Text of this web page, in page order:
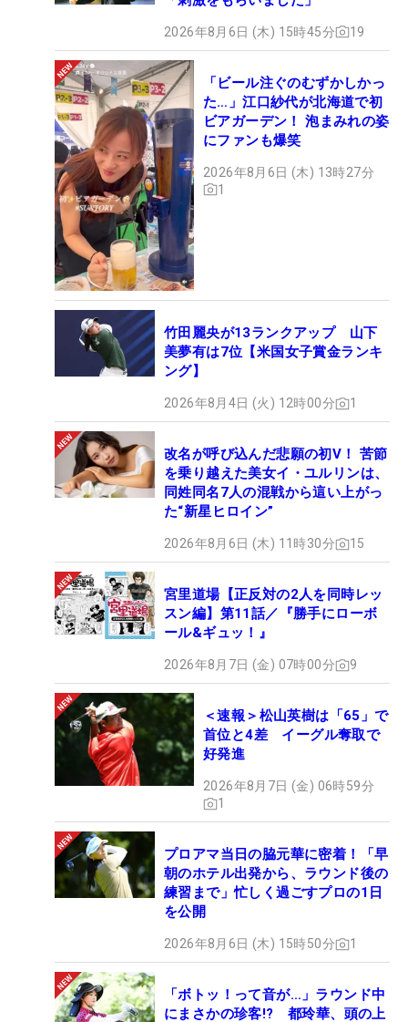
2026年8月6日 (木) 15時45分 19
「ビール注ぐのむずかしかっ
た…」江口紗代が北海道で初
ビアガーデン！ 泡まみれの姿
にファンも爆笑
2026年8月6日 (木) 13時27分
1
竹田麗央が13ランクアップ 山下
美夢有は7位【米国女子賞金ランキ
ング】
2026年8月4日 (火) 12時00分 1
改名が呼び込んだ悲願の初V！ 苦節
を乗り越えた美女イ・ユルリンは、
同姓同名7人の混戦から這い上がっ
た“新星ヒロイン”
2026年8月6日 (木) 11時30分 15
宮里道場【正反対の2人を同時レッ
スン編】第11話／『勝手にローボ
ール&ギュッ！』
2026年8月7日 (金) 07時00分 9
＜速報＞松山英樹は「65」で
首位と4差 イーグル奪取で
好発進
2026年8月7日 (金) 06時59分
1
プロアマ当日の脇元華に密着！「早
朝のホテル出発から、ラウンド後の
練習まで」忙しく過ごすプロの1日
を公開
2026年8月6日 (木) 15時50分 1
「ボトッ！って音が…」ラウンド中
にまさかの珍客!? 都玲華、頭の上